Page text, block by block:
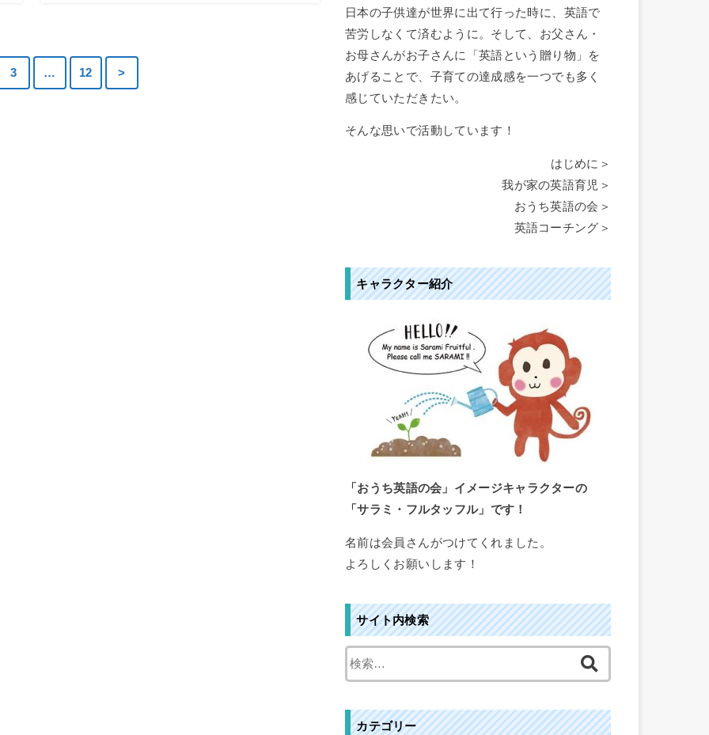
3 … 12 >
日本の子供達が世界に出て行った時に、英語で
苦労しなくて済むように。そして、お父さん・
お母さんがお子さんに「英語という贈り物」を
あげることで、子育ての達成感を一つでも多く
感じていただきたい。
そんな思いで活動しています！
はじめに＞
我が家の英語育児＞
おうち英語の会＞
英語コーチング＞
キャラクター紹介
「おうち英語の会」イメージキャラクターの
「サラミ・フルタッフル」です！
名前は会員さんがつけてくれました。
よろしくお願いします！
サイト内検索
索
カテゴリー